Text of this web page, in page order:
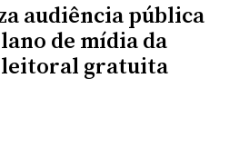
audiência pública
de mídia da
gratuita